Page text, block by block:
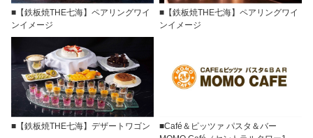
■【鉄板焼THE七海】ペアリングワイ
ンイメージ
■【鉄板焼THE七海】ペアリングワイ
ンイメージ
■【鉄板焼THE七海】デザートワゴン
■Café＆ピッツァ パスタ＆バー